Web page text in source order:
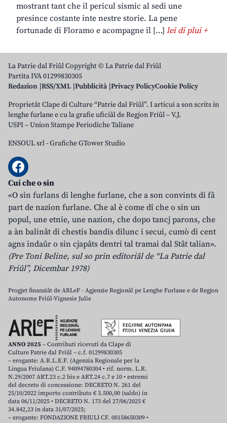
mostrant tant che il pericul sismic al sedi une
presince costante inte nestre storie. La pene
fortunade di Floramo e acompagne il […] lei di plui +
La Patrie dal Friûl Copyright © La Patrie dal Friûl
Partita IVA 01299830305
Redazion RSS/XML Pubblicità Privacy PolicyCookie Policy
Proprietât Clape di Culture “Patrie dal Friûl”. I articui a son scrits in
lenghe furlane e cu la grafie uficiâl de Regjon Friûl – V.J.
USPI – Union Stampe Periodiche Taliane
ENSOUL srl-Grafiche GTower Studio
Cui che o sin
«O sin furlans di lenghe furlane, che a son convints di fâ
part de nazion furlane. Che al è come dî che o sin un
popul, une etnie, une nazion, che dopo tancj parons, che
a àn balinât di chestis bandis dilunc i secui, cumò di cent
agns indaûr o sin cjapâts dentri tal tramai dal Stât talian».
(Pre Toni Beline, sul so prin editoriâl de “La Patrie dal
Friûl”, Dicembar 1978)
Progjet finanziât de ARLeF - Agjenzie Regjonâl pe Lenghe Furlane e de Regjon
Autonome Friûl-Vignesie Julie
ANNO 2025 – Contributi ricevuti da Clape di
Culture Patrie dal Friûl – c.f. 01299830305
– erogante: A.R.L.E.F. (Agenzia Regionale per la
Lingua Friulana) C.F. 94094780304 • rif. norm. L.R.
N.29/2007 ART.23 c.2 bis e ART.24 c.7 e 10 • estremi
del decreto di concessione: DECRETO N. 261 del
25/10/2022 importo contributo € 3.500,00 (saldo) in
data 06/11/2025 • DECRETO N. 173 del 27/06/2025 €
34.842,23 in data 31/07/2025;
– erogante: FONDAZIONE FRIULI CF. 00158650309 •